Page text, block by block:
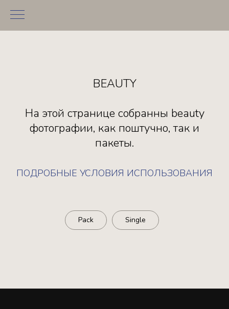
BEAUTY
На этой странице собранны beauty
фотографии, как поштучно, так и
пакеты.
ПОДРОБНЫЕ УСЛОВИЯ ИСПОЛЬЗОВАНИЯ
Pack Single